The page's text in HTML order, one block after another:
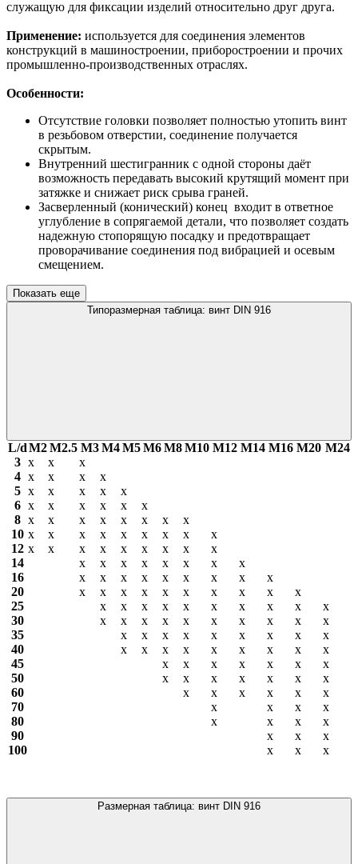
служащую для фиксации изделий относительно друг друга.
Применение: используется для соединения элементов
конструкций в машиностроении, приборостроении и прочих
промышленно-производственных отраслях.
Особенности:
Отсутствие головки позволяет полностью утопить винт
в резьбовом отверстии, соединение получается
скрытым.
Внутренний шестигранник с одной стороны даёт
возможность передавать высокий крутящий момент при
затяжке и снижает риск срыва граней.
Засверленный (конический) конец входит в ответное
углубление в сопрягаемой детали, что позволяет создать
надежную стопорящую посадку и предотвращает
проворачивание соединения под вибрацией и осевым
смещением.
Показать еще
Типоразмерная таблица: винт DIN 916
L/dМ2М2.5 М3 М4 М5 М6 М8 М10 М12 М14 М16 М20 М24
3 х х
х
4 х х х
х
5 х х х х
х
6 х х х х х
х
8 х х х х х х х
х
10 х х х х х х х х
х
12 х х х х х х х х
х
14
х х х х х х х
х
16
х х х х х х х х
х
20
х х х х х х х х х
х
25
х х х х х х х х х
х
30
х х х х х х х х х
х
35
х х х х х х х х
х
40
х х х х х х х х
х
45
х х х х х х
х
50
х х х х х х
х
60
х х х х х
х
70
х х х
х
80
х х х
х
90
х х
х
100
х х х
Размерная таблица: винт DIN 916